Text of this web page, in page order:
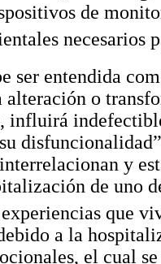
de
necesarios
ser entendida
alteración o
influirá
y
de uno
que
a la
el cual